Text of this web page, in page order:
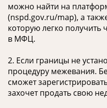
можно найти на
(nspd.gov.ru/map), а
которую легко получить
в МФЦ.
2. Если границы не
процедуру межевания.
сможет
захочет продать свою